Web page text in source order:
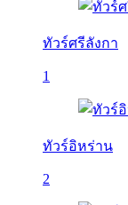
ทัวร์ศรีลังกา
1
ทัวร์อิหร่าน
2